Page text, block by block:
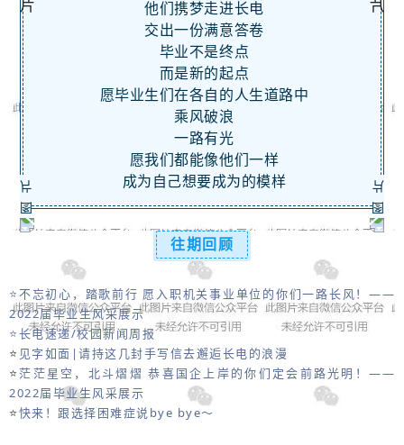
他们携梦走进长电
交出一份满意答卷
毕业不是终点
而是新的起点
愿毕业生们在各自的人生道路中
乘风破浪
一路有光
愿我们都能像他们一样
成为自己想要成为的模样
往期回顾
⭐不忘初心，踏歌前行 愿入职机关事业单位的你们一路长风！——
2022届毕业生风采展示
⭐长电速递/校园新闻周报
⭐ 见字如面|请持这几封手写信去邂逅长电的浪漫
⭐茫茫星空，北斗熠熠 恭喜国企上岸的你们定会前路光明！——
2022届毕业生风采展示
⭐快来！跟选择困难症说bye bye～